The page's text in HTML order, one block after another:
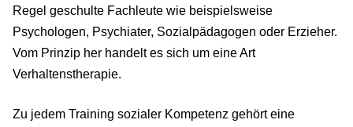
Regel geschulte Fachleute wie beispielsweise
Psychologen, Psychiater, Sozialpädagogen oder Erzieher.
Vom Prinzip her handelt es sich um eine Art
Verhaltenstherapie.
Zu jedem Training sozialer Kompetenz gehört eine